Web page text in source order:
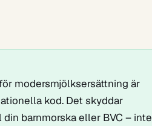
modersmjölksersättning är
kod. Det skyddar
barnmorska eller BVC – inte